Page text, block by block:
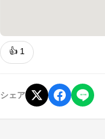
👍 1
シェア